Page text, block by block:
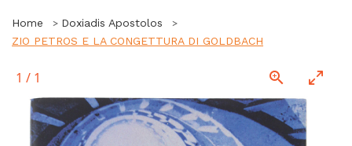
Home
Doxiadis Apostolos
ZIO PETROS E LA CONGETTURA DI GOLDBACH
1 / 1